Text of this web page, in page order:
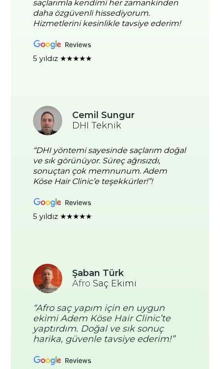
saçlarımla kendimi her zamankinden
daha özgüvenli hissediyorum.
Hizmetlerini kesinlikle tavsiye ederim!
5 yıldız ★★★★★
Cemil Sungur
DHI Teknik
“DHI yöntemi sayesinde saçlarım doğal
ve sık görünüyor. Süreç ağrısızdı,
sonuçtan çok memnunum. Adem
Köse Hair Clinic’e teşekkürler!”!
5 yıldız ★★★★★
Şaban Türk
Afro Saç Ekimi
“Afro saç yapım için en uygun
ekimi Adem Köse Hair Clinic’te
yaptırdım. Doğal ve sık sonuç
harika, güvenle tavsiye ederim!”